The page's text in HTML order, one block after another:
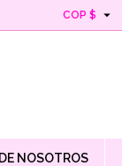
COP $ 
NOSOTROS